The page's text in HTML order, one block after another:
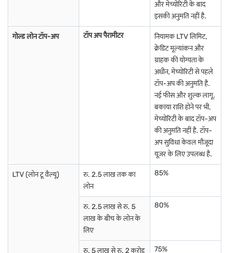
मदुरई में गोल्ड लोन
कानपुर में गोल्ड लोन मुज़फ्फरपुर में गोल्ड लोन विजयवाड़ा में गोल्ड लोन
कोल्लम में गोल्ड लोन
राजमंड्री में गोल्ड लोन
पुणे में गोल्ड लोन
शिमला में गोल्ड लोन
अहमदाबाद में गोल्ड लोन
और मेच्योरिटी के बाद
इसकी अनुमति नहीं है.
गोल्ड लोन टॉप-अप टॉप अप पैरामीटर
नियामक LTV लिमिट,
क्रेडिट मूल्यांकन और
ग्राहक की योग्यता के
अधीन, मेच्योरिटी से पहले
टॉप-अप की अनुमति है.
नई फीस और शुल्क लागू.
बकाया राशि होने पर भी,
मेच्योरिटी के बाद टॉप-अप
की अनुमति नहीं है. टॉप-
अप सुविधा केवल मौजूदा
यूज़र के लिए उपलब्ध है.
LTV (लोन टू वैल्यू)
रु. 2.5 लाख तक का
लोन
85%
रु. 2.5 लाख से रु. 5
लाख के बीच के लोन के
लिए
80%
रु. 5 लाख से रु. 2 करोड़
75%